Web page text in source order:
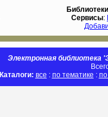
Библиотеки
Сервисы:
Электронная библиотека
Каталоги: все : по тематике :